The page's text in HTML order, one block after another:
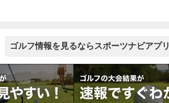
ゴルフ情報を見るならスポーツナビアプリ